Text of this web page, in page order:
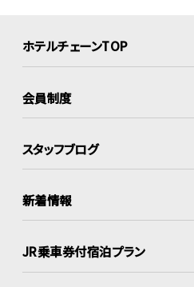
ホテルチェーンTOP
会員制度
スタッフブログ
新着情報
JR乗車券付宿泊プラン